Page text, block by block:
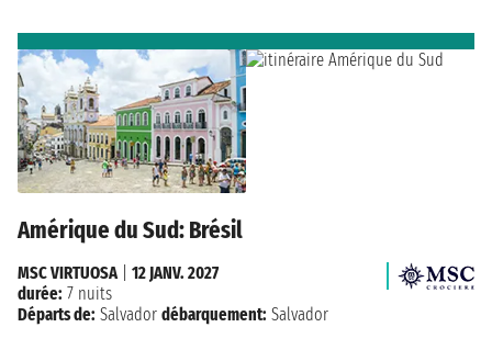
Amérique du Sud: Brésil
MSC VIRTUOSA
12 JANV. 2027
durée: 7 nuits
Départs de: Salvador débarquement: Salvador